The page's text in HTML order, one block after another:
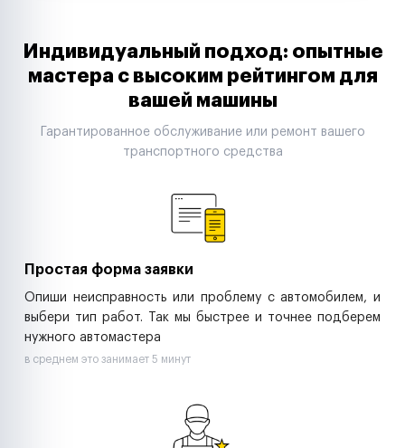
Таксопарки
Автодилеры
Строительные компании
Аренда спецтехники
Индивидуальный подход: опытные
мастера с высоким рейтингом для
вашей машины
Гарантированное обслуживание или ремонт вашего
транспортного средства
Простая форма заявки
Опиши неисправность или проблему с автомобилем, и
выбери тип работ. Так мы быстрее и точнее подберем
нужного автомастера
в среднем это занимает 5 минут